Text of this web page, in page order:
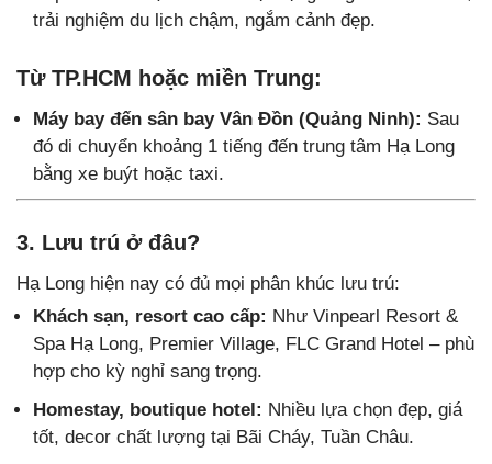
trải nghiệm du lịch chậm, ngắm cảnh đẹp.
Từ TP.HCM hoặc miền Trung:
Máy bay đến sân bay Vân Đồn (Quảng Ninh): Sau
đó di chuyển khoảng 1 tiếng đến trung tâm Hạ Long
bằng xe buýt hoặc taxi.
3. Lưu trú ở đâu?
Hạ Long hiện nay có đủ mọi phân khúc lưu trú:
Khách sạn, resort cao cấp: Như Vinpearl Resort &
Spa Hạ Long, Premier Village, FLC Grand Hotel – phù
hợp cho kỳ nghỉ sang trọng.
Homestay, boutique hotel: Nhiều lựa chọn đẹp, giá
tốt, decor chất lượng tại Bãi Cháy, Tuần Châu.